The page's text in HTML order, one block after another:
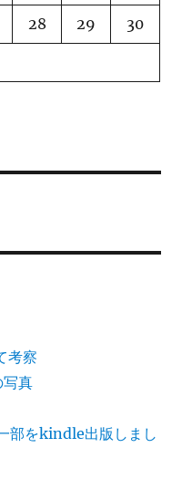
28 29 30
考察
真
をkindle出版しまし